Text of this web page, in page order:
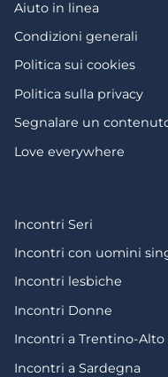
Aiuto in linea
Condizioni generali
Politica sui cookies
Politica sulla privacy
Segnalare un
Love everywhere
Incontri Seri
Incontri con uomini
Incontri lesbiche
Incontri Donne
Incontri a Trentino-Alto
Incontri a Sardegna